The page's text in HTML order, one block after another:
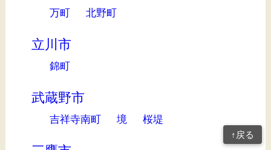
万町 北野町
立川市
錦町
武蔵野市
吉祥寺南町 境 桜堤
↑戻る